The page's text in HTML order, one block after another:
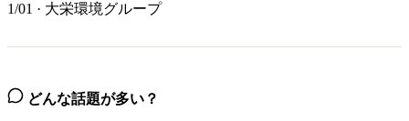
1/01 · 大栄環境グループ
どんな話題が多い？